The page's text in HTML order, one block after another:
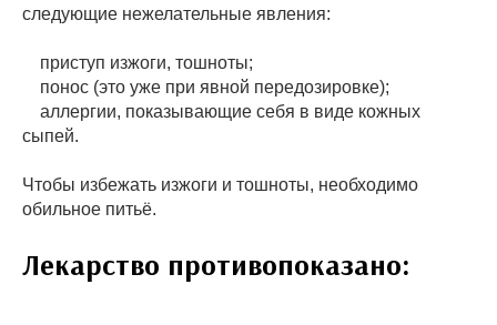
следующие нежелательные явления:
приступ изжоги, тошноты;
понос (это уже при явной передозировке);
аллергии, показывающие себя в виде кожных
сыпей.
Чтобы избежать изжоги и тошноты, необходимо
обильное питьё.
Лекарство противопоказано: